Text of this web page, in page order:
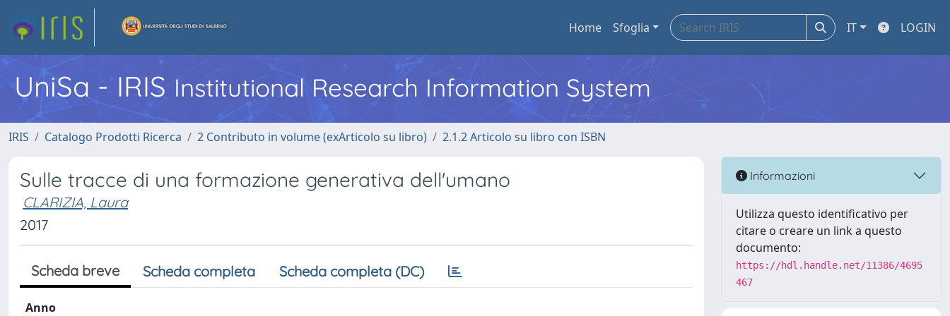
Home Sfoglia IT LOGIN
UniSa - IRIS Institutional Research Information System
IRIS Catalogo Prodotti Ricerca 2 Contributo in volume (exArticolo su libro) 2.1.2 Articolo su libro con ISBN
Sulle tracce di una formazione generativa dell'umano
CLARIZIA, Laura
2017
Scheda breve Scheda completa Scheda completa (DC)
Anno
Informazioni
Utilizza questo identificativo per
citare o creare un link a questo
documento:
https://hdl.handle.net/11386/4695
467